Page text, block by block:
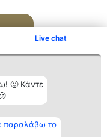
Live chat
🙂 Κάντε
παραλάβω το
Επικοινωνία
Επικοινωνία